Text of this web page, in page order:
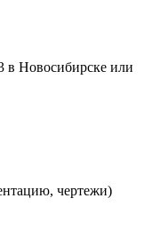
в Новосибирске или
чертежи)